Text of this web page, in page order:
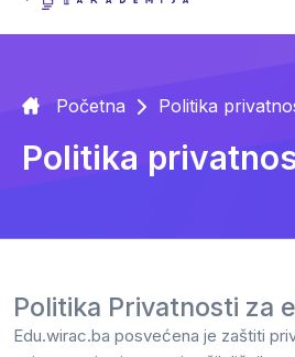
Početna Politika
Politika
Politika Privatnosti za
Edu.wirac.ba posvećena je zaštiti